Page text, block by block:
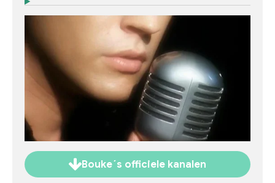
Bouke´s officiele kanalen